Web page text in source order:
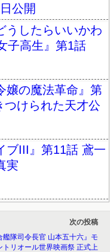
公開
うしたらいいかわ
子高生』第1話
嬢の魔法革命』第
つけられた天才公
ブIII』第11話 鳶一
実
次の投稿
艦隊司令長官 山本五十六』モ
トリオール世界映画祭 正式上